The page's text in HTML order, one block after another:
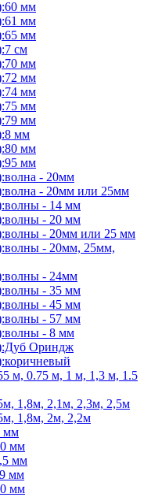
мм
мм
мм
см
мм
мм
мм
мм
мм
мм
мм
мм
- 20мм
- 20мм или 25мм
- 14 мм
- 20 мм
- 20мм или 25 мм
- 20мм, 25мм,
- 24мм
- 35 мм
- 45 мм
- 57 мм
- 8 мм
Ориндж
м, 0.75 м, 1 м, 1,3 м, 1.5
1,8м, 2,1м, 2,3м, 2,5м
1,8м, 2м, 2,2м
мм
мм
мм
мм
мм